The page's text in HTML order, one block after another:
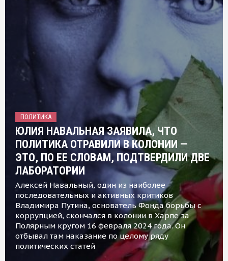
ПОЛИТИКА
ЮЛИЯ НАВАЛЬНАЯ ЗАЯВИЛА, ЧТО
ПОЛИТИКА ОТРАВИЛИ В КОЛОНИИ —
ЭТО, ПО ЕЕ СЛОВАМ, ПОДТВЕРДИЛИ ДВЕ
ЛАБОРАТОРИИ
Алексей Навальный, один из наиболее
последовательных и активных критиков
Владимира Путина, основатель Фонда борьбы с
коррупцией, скончался в колонии в Харпе за
Полярным кругом 16 февраля 2024 года. Он
отбывал там наказание по целому ряду
политических статей